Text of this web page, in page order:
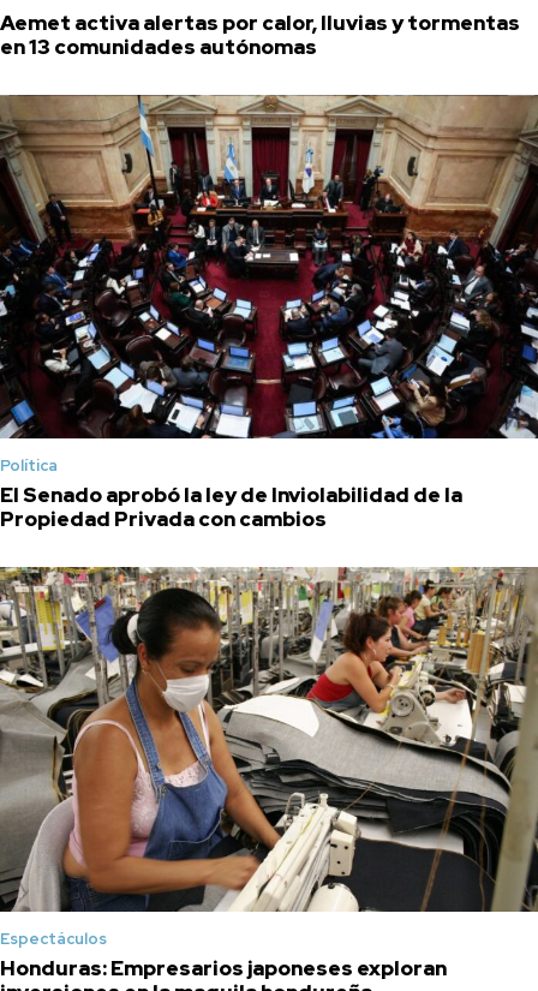
Aemet activa alertas por calor, lluvias y tormentas
en 13 comunidades autónomas
Política
El Senado aprobó la ley de Inviolabilidad de la
Propiedad Privada con cambios
Espectáculos
Honduras: Empresarios japoneses exploran